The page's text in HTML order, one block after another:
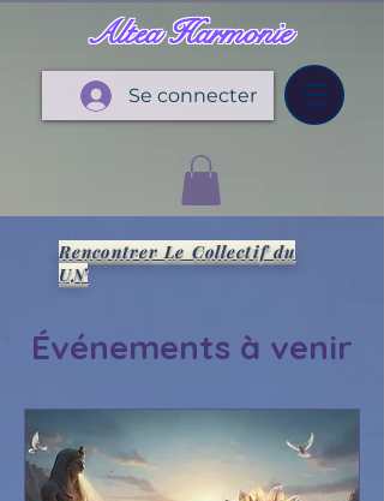
Altea Harmonie
Se connecter
Rencontrer Le Collectif du
UN
Événements à venir